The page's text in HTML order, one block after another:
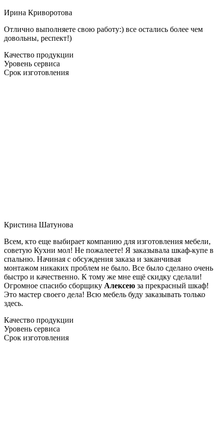
Ирина Криворотова
Отлично выполняете свою работу:) все остались более чем
довольны, респект!)
Качество продукции
Уровень сервиса
Срок изготовления
Кристина Шатунова
Всем, кто еще выбирает компанию для изготовления мебели,
советую Кухни мол! Не пожалеете! Я заказывала шкаф-купе в
спальню. Начиная с обсуждения заказа и заканчивая
монтажом никаких проблем не было. Все было сделано очень
быстро и качественно. К тому же мне ещё скидку сделали!
Огромное спасибо сборщику Алексею за прекрасный шкаф!
Это мастер своего дела! Всю мебель буду заказывать только
здесь.
Качество продукции
Уровень сервиса
Срок изготовления